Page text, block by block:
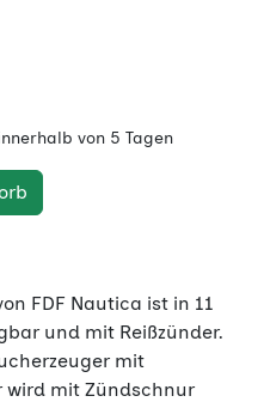
180 s,
s, Reißzünder
80 s,
s,
von 5 Tagen
FDF Nautica ist in 11
und mit Reißzünder.
mit
wird mit Zündschnur